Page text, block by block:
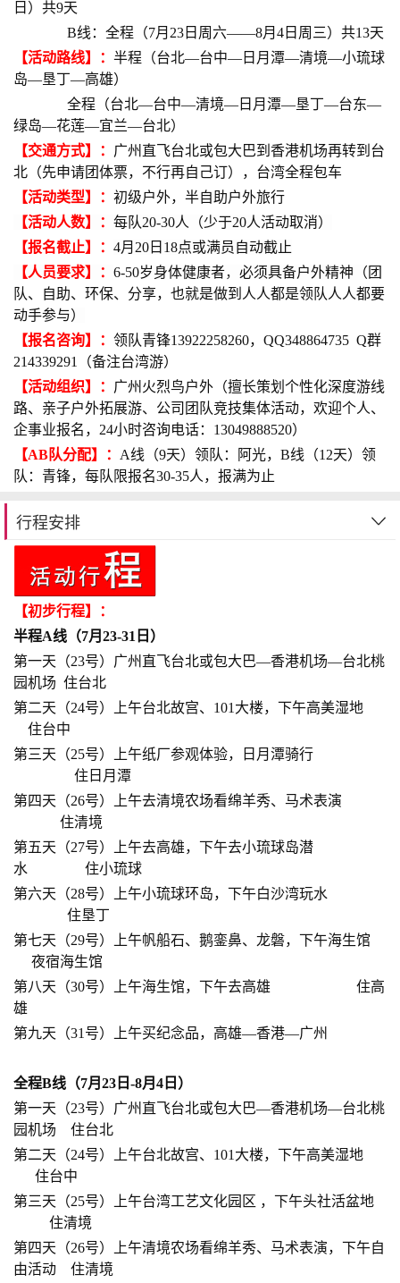
日）共9天
B线 ：全程（7月23日周六——8月4日周三）共13天
【活动路线】： 半程（台北—台中—日月潭—清境—小琉球
岛—垦丁—高雄）
全程（台北—台中—清境—日月潭—垦丁—台东—
绿岛—花莲—宜兰—台北）
【交通方式】： 广州直飞台北或包大巴到香港机场再转到台
北（先申请团体票，不行再自己订），台湾全程包车
【活动类型】： 初级户外，半自助户外旅行
【活动人数】： 每队20-30人（少于20人活动取消）
【报名截止】： 4月20日18点或满员自动截止
【人员要求】： 6-50岁身体健康者， 必须具备户外精神（ 团
队、自助、环保、分享，也就是做到人人都是领队人人都要
动手参与）
【报名咨询】： 领队青锋13922258260，QQ348864735 Q群
214339291（备注台湾游）
【活动组织】： 广州火烈鸟户外（擅长策划个性化深度游线
路、亲子户外拓展游、公司团队竞技集体活动，欢迎个人、
企事业报名，24小时咨询电话：13049888520）
【AB队分配】： A线 （9天）领队：阿光，B线 （12天）领
队：青锋，每队限报名30-35人，报满为止
行程安排
【初步行程】
：
半程A线 （7月23-31日）
第一天（23号）广州直飞台北或包大巴—香港机场—台北桃
园机场 住台北
第二天（24号）上午台北故宫、101大楼，下午高美湿地
住台中
第三天（25号）上午纸厂参观体验，日月潭骑行
住日月潭
第四天（26号）上午去清境农场看绵羊秀、马术表演
住清境
第五天（27号）上午去高雄，下午去小琉球岛潜
水
住小琉球
第六天（28号）上午小琉球环岛，下午白沙湾玩水
住垦丁
第七天（29号）上午帆船石、鹅銮鼻、龙磐，下午海生馆
夜宿海生馆
第八天（30号）上午海生馆，下午去高雄
住高
雄
第九天（31号）上午买纪念品，高雄—香港—广州
全程B线 （7月23日-8月4日）
第一天（23号）广州直飞台北或包大巴—香港机场—台北桃
园机场
住台北
第二天（24号）上午台北故宫、101大楼，下午高美湿地
住台中
第三天（25号）上午台湾工艺文化园区 ，下午头社活盆地
住清境
第四天（26号）
上午清境农场看绵羊秀、马术表演，下午自
由活动 住清境